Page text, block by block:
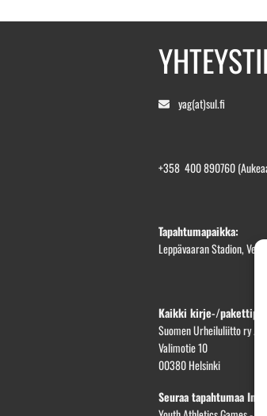
yag(at)sul.fi
+358 400 890760
Tapahtumapaikka:
Leppävaaran Stadion,
Kaikki kirje-/
Suomen Urheiluliitto ry /
Valimotie 10
00380 Helsinki
Seuraa tapahtumaa